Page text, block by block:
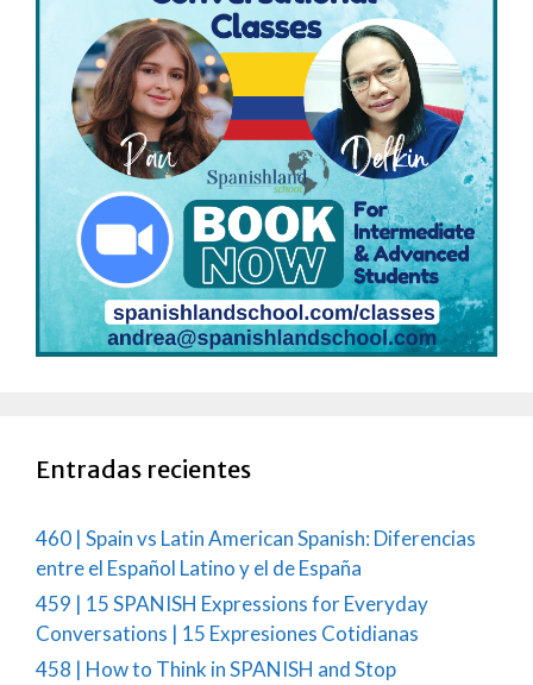
Entradas recientes
460 | Spain vs Latin American Spanish: Diferencias
entre el Español Latino y el de España
459 | 15 SPANISH Expressions for Everyday
Conversations | 15 Expresiones Cotidianas
458 | How to Think in SPANISH and Stop